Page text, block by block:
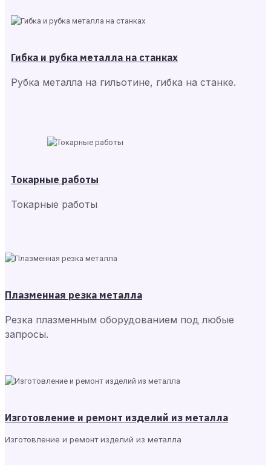
Гибка и рубка металла на станках
Рубка металла на гильотине, гибка на станке.
Токарные работы
Токарные работы
Плазменная резка металла
Резка плазменным оборудованием под любые
запросы.
Изготовление и ремонт изделий из металла
Изготовление и ремонт изделий из металла